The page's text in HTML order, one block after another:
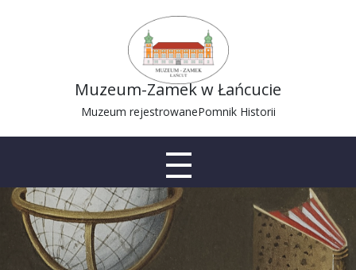
Muzeum-Zamek w Łańcucie
Muzeum rejestrowanePomnik Historii